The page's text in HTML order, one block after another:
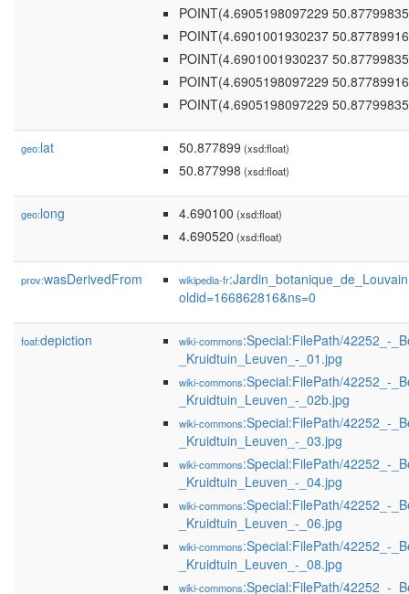
POINT(4.6905198097229
POINT(4.6901001930237
POINT(4.6901001930237
POINT(4.6905198097229
POINT(4.6905198097229
geo:lat 50.877899 (xsd:float)
50.877998 (xsd:float)
geo:long 4.690100 (xsd:float)
4.690520 (xsd:float)
prov:wasDerivedFrom wikipedia-fr
oldid=166862816&ns=0
foaf:depiction wiki-commons:Special:FilePath/42252_-
_Kruidtuin_Leuven_-_01.jpg
wiki-commons:Special:FilePath/42252_-
_Kruidtuin_Leuven_-_02b.jpg
wiki-commons:Special:FilePath/42252_-
_Kruidtuin_Leuven_-_03.jpg
wiki-commons:Special:FilePath/42252_-
_Kruidtuin_Leuven_-_04.jpg
wiki-commons:Special:FilePath/42252_-
_Kruidtuin_Leuven_-_06.jpg
wiki-commons:Special:FilePath/42252_-
_Kruidtuin_Leuven_-_08.jpg
wiki-commons:Special:FilePath/42252_-